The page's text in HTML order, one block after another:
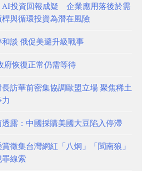
AI投資回報成疑 企業應用落後於需
與循環投資為潛在風險
談 俄促美避升級戰事
府恢復正常仍需等待
訪華前密集協調歐盟立場 聚焦稀土
露：中國採購美國大豆陷入停滯
徵集台灣網紅「八炯」「閩南狼」
線索